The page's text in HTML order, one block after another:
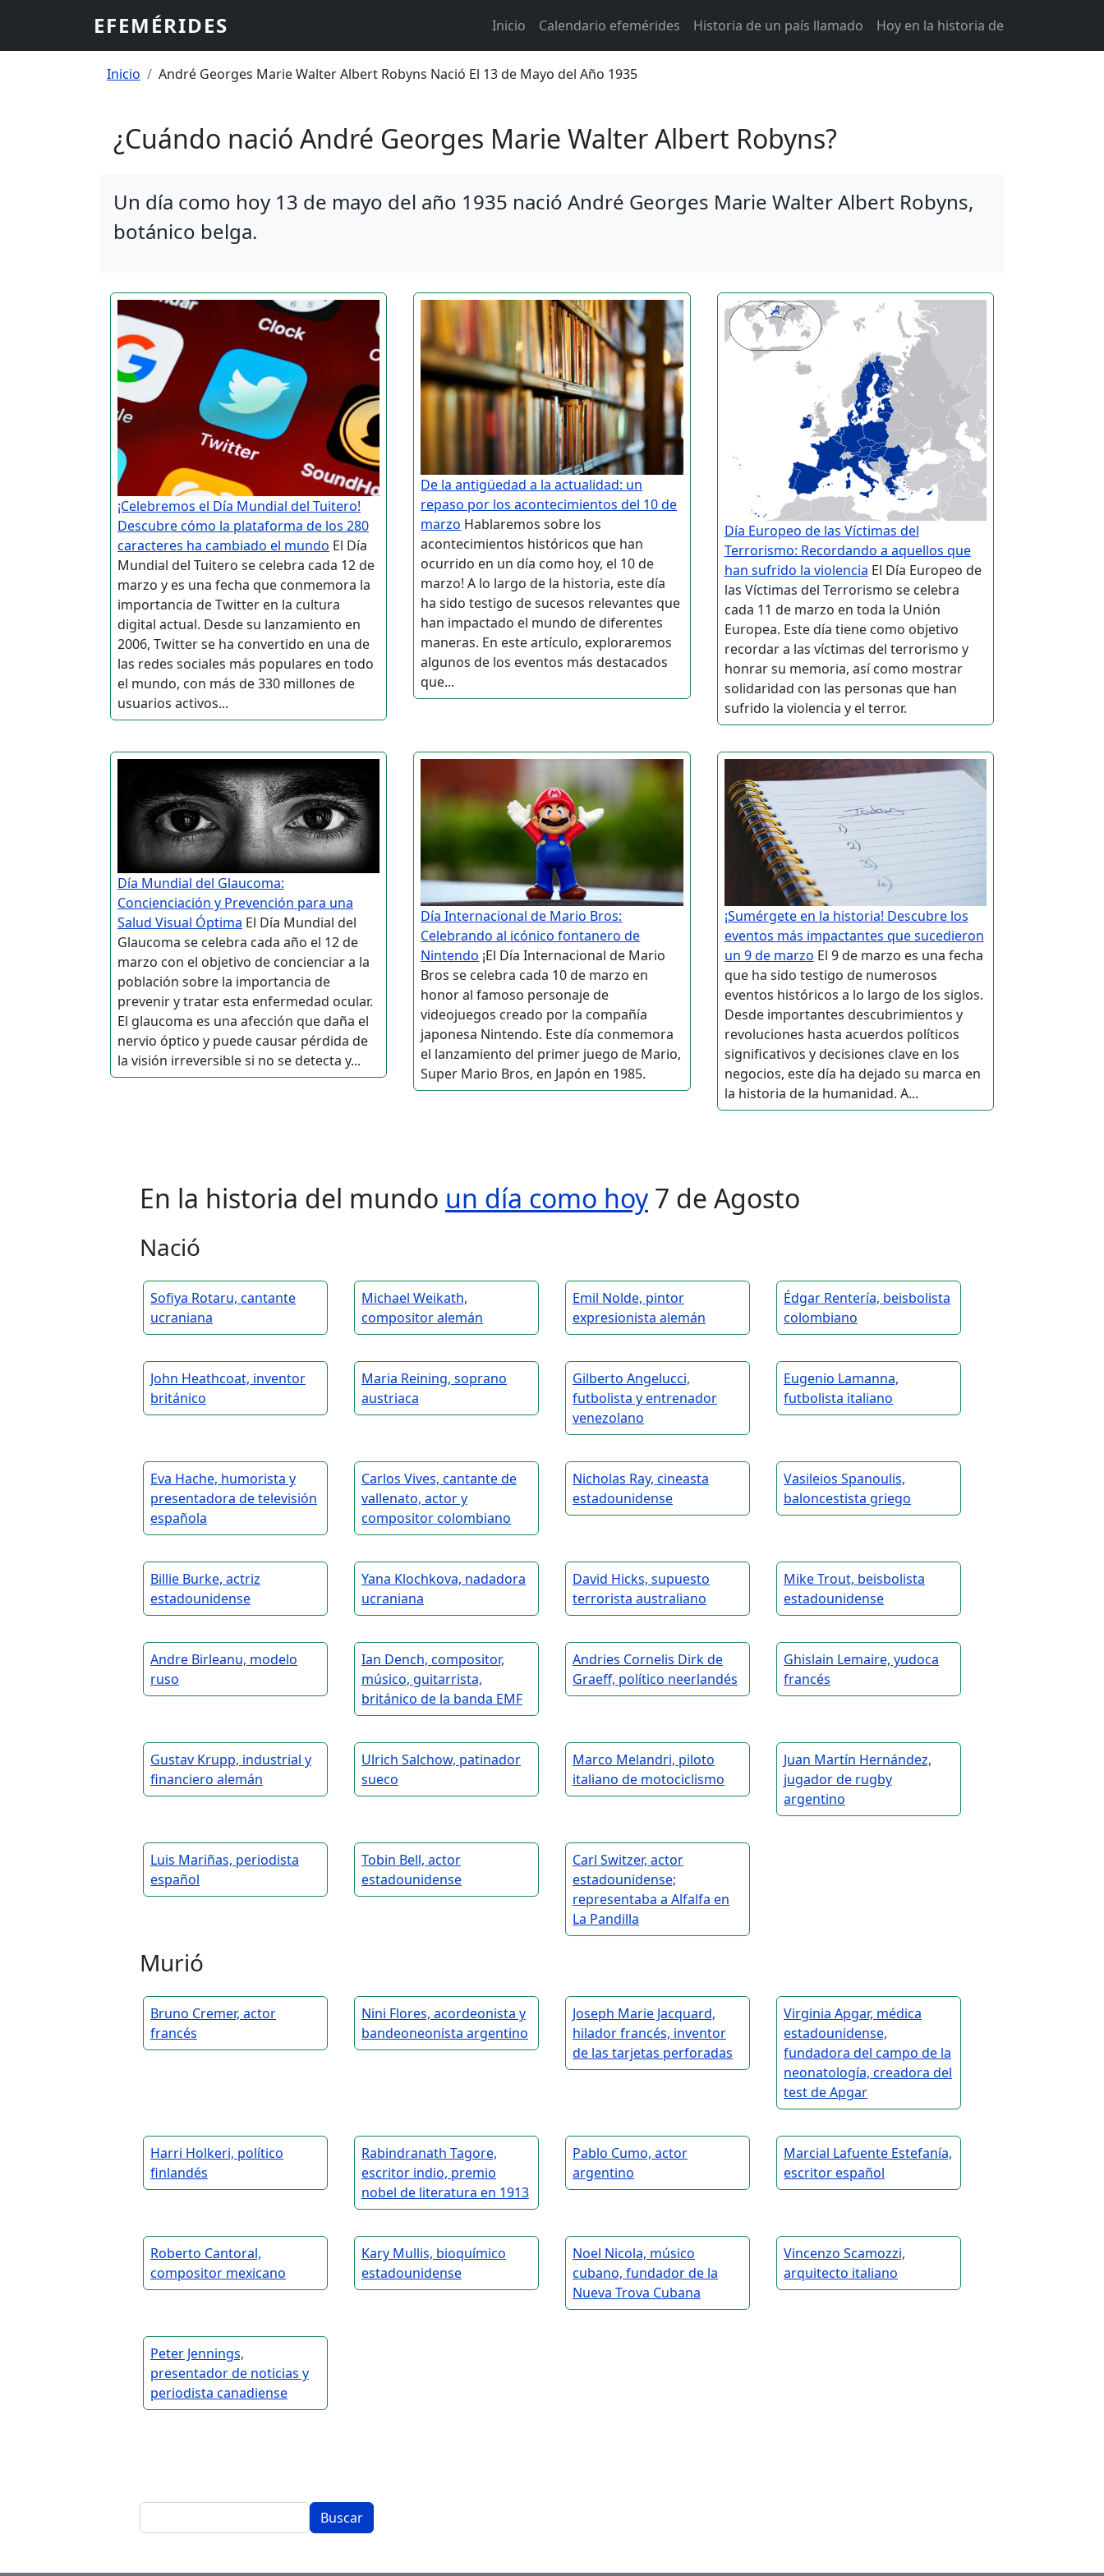
EFEMÉRIDES Main navigation
Inicio Calendario efemérides Historia de un país llamado Hoy en la historia de
Sobrescribir enlaces de ayuda a la navegación
Inicio André Georges Marie Walter Albert Robyns Nació El 13 de Mayo del Año 1935
¿Cuándo nació André Georges Marie Walter Albert Robyns?
Un día como hoy 13 de mayo del año 1935 nació André Georges Marie Walter Albert Robyns,
botánico belga.
¡Celebremos el Día Mundial del Tuitero!
Descubre cómo la plataforma de los 280
caracteres ha cambiado el mundo El Día
Mundial del Tuitero se celebra cada 12 de
marzo y es una fecha que conmemora la
importancia de Twitter en la cultura
digital actual. Desde su lanzamiento en
2006, Twitter se ha convertido en una de
las redes sociales más populares en todo
el mundo, con más de 330 millones de
usuarios activos...
De la antigüedad a la actualidad: un
repaso por los acontecimientos del 10 de
marzo Hablaremos sobre los
acontecimientos históricos que han
ocurrido en un día como hoy, el 10 de
marzo! A lo largo de la historia, este día
ha sido testigo de sucesos relevantes que
han impactado el mundo de diferentes
maneras. En este artículo, exploraremos
algunos de los eventos más destacados
que...
Día Europeo de las Víctimas del
Terrorismo: Recordando a aquellos que
han sufrido la violencia El Día Europeo de
las Víctimas del Terrorismo se celebra
cada 11 de marzo en toda la Unión
Europea. Este día tiene como objetivo
recordar a las víctimas del terrorismo y
honrar su memoria, así como mostrar
solidaridad con las personas que han
sufrido la violencia y el terror.
Día Mundial del Glaucoma:
Concienciación y Prevención para una
Salud Visual Óptima El Día Mundial del
Glaucoma se celebra cada año el 12 de
marzo con el objetivo de concienciar a la
población sobre la importancia de
prevenir y tratar esta enfermedad ocular.
El glaucoma es una afección que daña el
nervio óptico y puede causar pérdida de
la visión irreversible si no se detecta y...
Día Internacional de Mario Bros:
Celebrando al icónico fontanero de
Nintendo ¡El Día Internacional de Mario
Bros se celebra cada 10 de marzo en
honor al famoso personaje de
videojuegos creado por la compañía
japonesa Nintendo. Este día conmemora
el lanzamiento del primer juego de Mario,
Super Mario Bros, en Japón en 1985.
¡Sumérgete en la historia! Descubre los
eventos más impactantes que sucedieron
un 9 de marzo El 9 de marzo es una fecha
que ha sido testigo de numerosos
eventos históricos a lo largo de los siglos.
Desde importantes descubrimientos y
revoluciones hasta acuerdos políticos
significativos y decisiones clave en los
negocios, este día ha dejado su marca en
la historia de la humanidad. A...
En la historia del mundo un día como hoy7 de Agosto
Nació
Sofiya Rotaru, cantante
ucraniana
Michael Weikath,
compositor alemán
Emil Nolde, pintor
expresionista alemán
Édgar Rentería, beisbolista
colombiano
John Heathcoat, inventor
británico
Maria Reining, soprano
austriaca
Gilberto Angelucci,
futbolista y entrenador
venezolano
Eugenio Lamanna,
futbolista italiano
Eva Hache, humorista y
presentadora de televisión
española
Carlos Vives, cantante de
vallenato, actor y
compositor colombiano
Nicholas Ray, cineasta
estadounidense
Vasileios Spanoulis,
baloncestista griego
Billie Burke, actriz
estadounidense
Yana Klochkova, nadadora
ucraniana
David Hicks, supuesto
terrorista australiano
Mike Trout, beisbolista
estadounidense
Andre Birleanu, modelo
ruso
Ian Dench, compositor,
músico, guitarrista,
británico de la banda EMF
Andries Cornelis Dirk de
Graeff, político neerlandés
Ghislain Lemaire, yudoca
francés
Gustav Krupp, industrial y
financiero alemán
Ulrich Salchow, patinador
sueco
Marco Melandri, piloto
italiano de motociclismo
Juan Martín Hernández,
jugador de rugby
argentino
Luis Mariñas, periodista
español
Tobin Bell, actor
estadounidense
Carl Switzer, actor
estadounidense;
representaba a Alfalfa en
La Pandilla
Murió
Bruno Cremer, actor
francés
Nini Flores, acordeonista y
bandeoneonista argentino
Joseph Marie Jacquard,
hilador francés, inventor
de las tarjetas perforadas
Virginia Apgar, médica
estadounidense,
fundadora del campo de la
neonatología, creadora del
test de Apgar
Harri Holkeri, político
finlandés
Rabindranath Tagore,
escritor indio, premio
nobel de literatura en 1913
Pablo Cumo, actor
argentino
Marcial Lafuente Estefanía,
escritor español
Roberto Cantoral,
compositor mexicano
Kary Mullis, bioquímico
estadounidense
Noel Nicola, músico
cubano, fundador de la
Nueva Trova Cubana
Vincenzo Scamozzi,
arquitecto italiano
Peter Jennings,
presentador de noticias y
periodista canadiense
Buscar